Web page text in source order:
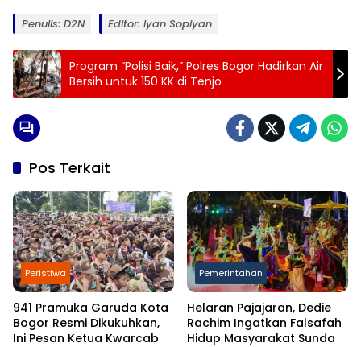
Penulis: D2N Editor: Iyan Sopiyan
Program “Polisi Baik,” Polres Bogor Hadirkan Air
Bersih untuk 150 KK di Tenjo
Pos Terkait
Peristiwa
941 Pramuka Garuda Kota
Bogor Resmi Dikukuhkan,
Ini Pesan Ketua Kwarcab
Pemerintahan
Helaran Pajajaran, Dedie
Rachim Ingatkan Falsafah
Hidup Masyarakat Sunda